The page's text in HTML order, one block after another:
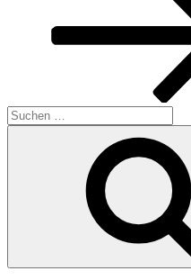
Suchen
nach: